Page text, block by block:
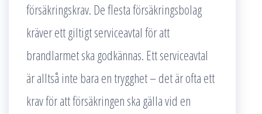
försäkringskrav. De flesta försäkringsbolag
kräver ett giltigt serviceavtal för att
brandlarmet ska godkännas. Ett serviceavtal
är alltså inte bara en trygghet – det är ofta ett
krav för att försäkringen ska gälla vid en